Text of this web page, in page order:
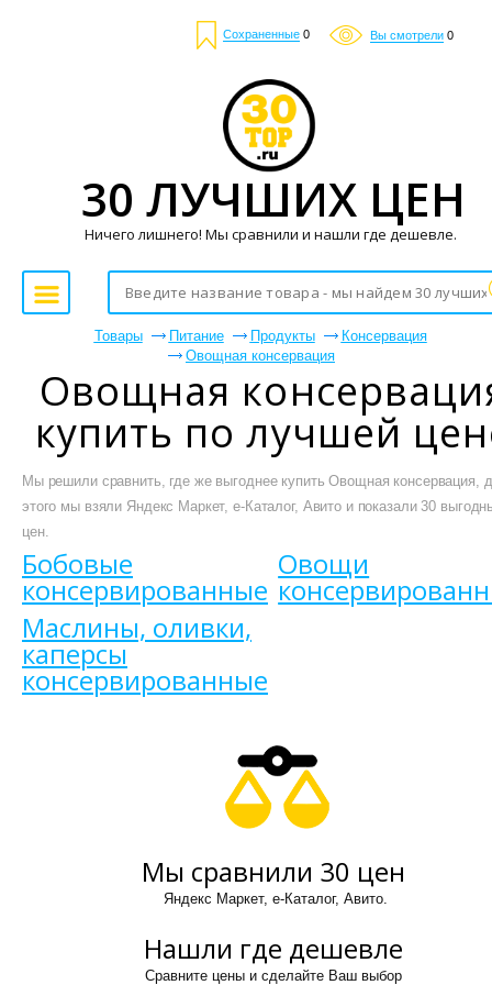
Сохраненные 0 Вы смотрели 0
Товары Питание Продукты
Консервация
Овощная консервация
Овощная
купить по лучшей
Мы решили сравнить, где же выгоднее купить Овощная консервация,
этого мы взяли Яндекс Маркет, е-Каталог, Авито и показали 30
цен.
Бобовые
консервированные
Маслины, оливки,
каперсы
консервированные
Овощи
Мы сравнили 30 цен
Яндекс Маркет, е-Каталог, Авито.
Нашли где дешевле
Сравните цены и сделайте Ваш выбор
30 ЛУЧШИХ ЦЕН
Ничего лишнего! Мы сравнили и нашли где дешевле.